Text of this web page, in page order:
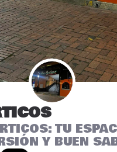
TU
Y BUEN